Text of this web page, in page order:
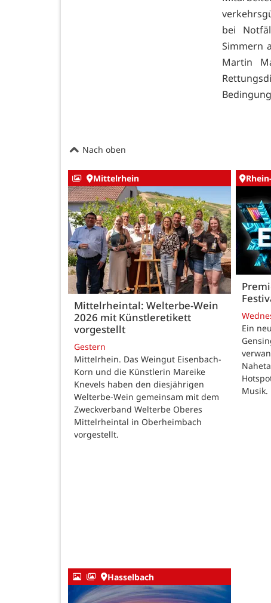
bei
Simmern
Martin
Nach oben
Mittelrhein
Mittelrheintal: Welterbe-Wein
2026 mit Künstleretikett
vorgestellt
Gestern
Mittelrhein. Das Weingut Eisenbach-
Korn und die Künstlerin Mareike
Knevels haben den diesjährigen
Welterbe-Wein gemeinsam mit dem
Zweckverband Welterbe Oberes
Mittelrheintal in Oberheimbach
vorgestellt.
Ein
Musik.
Hasselbach